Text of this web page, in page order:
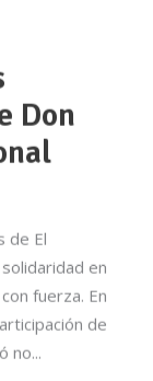
Don
de El
en
fuerza. En
de
no